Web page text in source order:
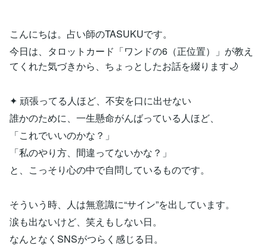
こんにちは。占い師のTASUKUです。
今日は、タロットカード「ワンドの6（正位置）」が教え
てくれた気づきから、ちょっとしたお話を綴ります🌙
✦ 頑張ってる人ほど、不安を口に出せない
誰かのために、一生懸命がんばっている人ほど、
「これでいいのかな？」
「私のやり方、間違ってないかな？」
と、こっそり心の中で自問しているものです。
そういう時、人は無意識に“サイン”を出しています。
涙も出ないけど、笑えもしない日。
なんとなくSNSがつらく感じる日。